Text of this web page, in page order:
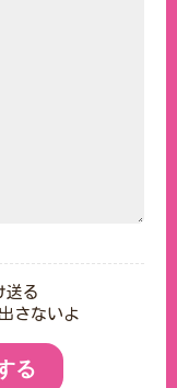
送る
さないよ
る